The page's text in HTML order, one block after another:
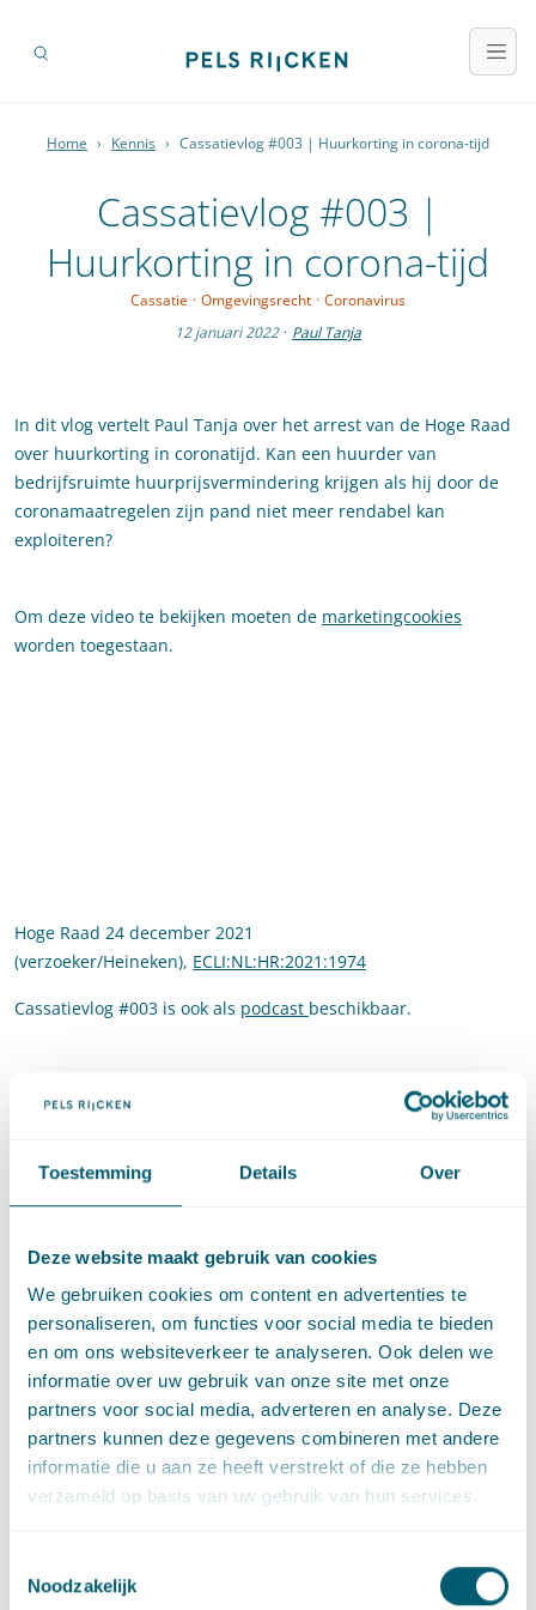
Toestemming Details Over
Deze website maakt gebruik van cookies
We gebruiken cookies om content en advertenties te
personaliseren, om functies voor social media te bieden
en om ons websiteverkeer te analyseren. Ook delen we
informatie over uw gebruik van onze site met onze
partners voor social media, adverteren en analyse. Deze
partners kunnen deze gegevens combineren met andere
informatie die u aan ze heeft verstrekt of die ze hebben
verzameld op basis van uw gebruik van hun services.
Noodzakelijk
Home › Kennis › Cassatievlog #003 | Huurkorting in corona-tijd
Cassatievlog #003 |
Huurkorting in corona-tijd
Cassatie · Omgevingsrecht · Coronavirus
12 januari 2022 · Paul Tanja
In dit vlog vertelt Paul Tanja over het arrest van de Hoge Raad
over huurkorting in coronatijd. Kan een huurder van
bedrijfsruimte huurprijsvermindering krijgen als hij door de
coronamaatregelen zijn pand niet meer rendabel kan
exploiteren?
Om deze video te bekijken moeten de marketingcookies
worden toegestaan.
Hoge Raad 24 december 2021
(verzoeker/Heineken), ECLI:NL:HR:2021:1974
Cassatievlog #003 is ook als podcast beschikbaar.
Deel dit artikel via
Contact
Paul Tanja
Stuur een e-mail naar Paul Tanja
paul.tanja@pelsrijcken.nl